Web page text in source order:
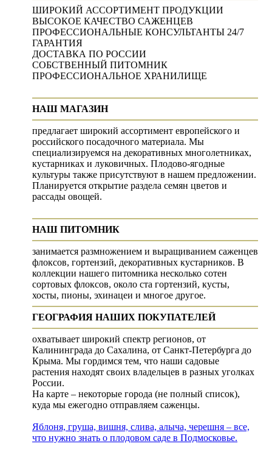
ШИРОКИЙ АССОРТИМЕНТ ПРОДУКЦИИ
ВЫСОКОЕ КАЧЕСТВО САЖЕНЦЕВ
ПРОФЕССИОНАЛЬНЫЕ КОНСУЛЬТАНТЫ 24/7
ГАРАНТИЯ
ДОСТАВКА ПО РОССИИ
СОБСТВЕННЫЙ ПИТОМНИК
ПРОФЕССИОНАЛЬНОЕ ХРАНИЛИЩЕ
НАШ МАГАЗИН
предлагает широкий ассортимент европейского и
российского посадочного материала. Мы
специализируемся на декоративных многолетниках,
кустарниках и луковичных. Плодово-ягодные
культуры также присутствуют в нашем предложении.
Планируется открытие раздела семян цветов и
рассады овощей.
НАШ ПИТОМНИК
занимается размножением и выращиванием саженцев
флоксов, гортензий, декоративных кустарников. В
коллекции нашего питомника несколько сотен
сортовых флоксов, около ста гортензий, кусты,
хосты, пионы, эхинацеи и многое другое.
ГЕОГРАФИЯ НАШИХ ПОКУПАТЕЛЕЙ
охватывает широкий спектр регионов, от
Калининграда до Сахалина, от Санкт-Петербурга до
Крыма. Мы гордимся тем, что наши садовые
растения находят своих владельцев в разных уголках
России.
На карте – некоторые города (не полный список),
куда мы ежегодно отправляем саженцы.
Яблоня, груша, вишня, слива, алыча, черешня – все,
что нужно знать о плодовом саде в Подмосковье.